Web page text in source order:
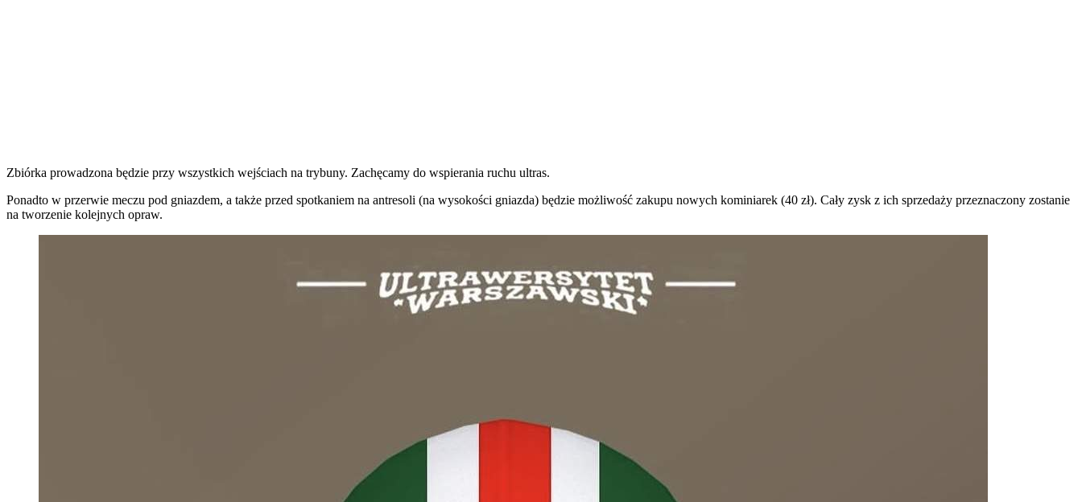
Zbiórka prowadzona będzie przy wszystkich wejściach na trybuny. Zachęcamy do wspierania ruchu ultras.
Ponadto w przerwie meczu pod gniazdem, a także przed spotkaniem na antresoli (na wysokości gniazda) będzie możliwość zakupu nowych kominiarek (40 zł). Cały zysk z ich sprzedaży przeznaczony zostanie
na tworzenie kolejnych opraw.